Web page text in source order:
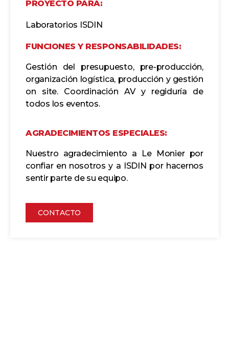
PROYECTO PARA:
Laboratorios ISDIN
FUNCIONES Y RESPONSABILIDADES:
Gestión del presupuesto, pre-producción,
organización logística, producción y gestión
on site. Coordinación AV y regiduría de
todos los eventos.
AGRADECIMIENTOS ESPECIALES:
Nuestro agradecimiento a Le Monier por
confiar en nosotros y a ISDIN por hacernos
sentir parte de su equipo.
CONTACTO